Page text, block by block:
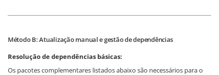
Método B: Atualização manual e gestão de dependências
Resolução de dependências básicas:
Os pacotes complementares listados abaixo são necessários para o